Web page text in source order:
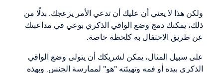
ولكن هذا لا يعني أن عليك أن تدعي الأمر يزعجك. بدلًا من
ذلك، يمكنك دمج وضع الواقي الذكري بوعي في مداعبتك
عن طريق الاحتفال به كلحظة خاصة.
على سبيل المثال، يمكن لشريكك أن يتولى وضع الواقي
الذكري بيده أو فمه وتهيئته "هو" لممارسة الجنس. وبهذه